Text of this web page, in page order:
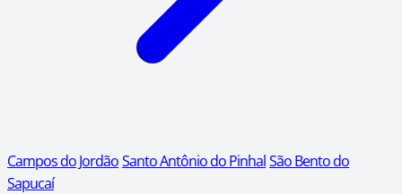
Campos do JordãoSanto Antônio do PinhalSão Bento do
Sapucaí